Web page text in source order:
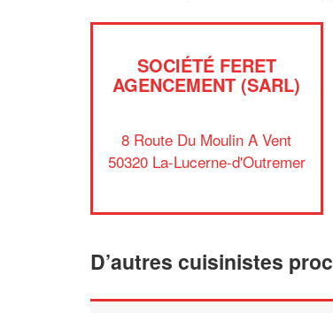
SOCIÉTÉ FERET
AGENCEMENT (SARL)
8 Route Du Moulin A Vent
50320 La-Lucerne-d'Outremer
D’autres cuisinistes